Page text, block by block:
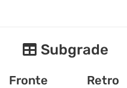
Subgrade
Fronte Retro